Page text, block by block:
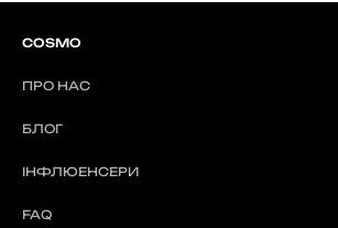
COSMO
ПРО НАС
БЛОГ
ІНФЛЮЕНСЕРИ
FAQ